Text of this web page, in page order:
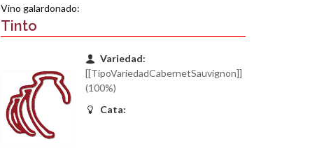
Vino galardonado:
Tinto
Variedad:
[[TipoVariedadCabernetSauvignon]]
(100%)
Cata: